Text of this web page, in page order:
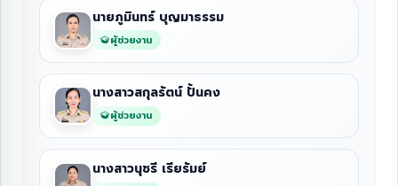
นายภูมินทร์ บุญมาธรรม
ผู้ช่วยงาน
นางสาวสกุลรัตน์ ปั้นคง
ผู้ช่วยงาน
นางสาวนุชรี เรียรัมย์